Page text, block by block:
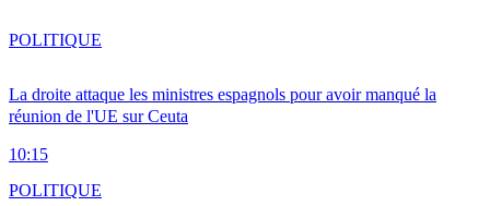
La droite attaque les ministres espagnols pour avoir manqué la
réunion de l'UE sur Ceuta
10:15
POLITIQUE
POLITIQUE